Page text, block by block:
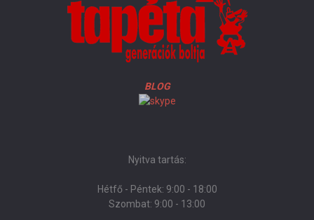
BLOG
Nyitva tartás:
Hétfő - Péntek: 9:00 - 18:00
Szombat: 9:00 - 13:00